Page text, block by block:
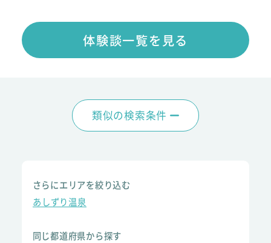
体験談一覧を見る
類似の検索条件
さらにエリアを絞り込む
あしずり温泉
同じ都道府県から探す